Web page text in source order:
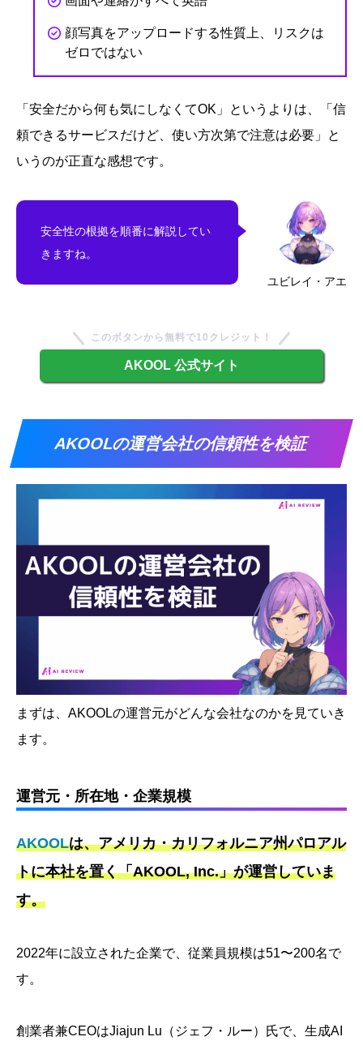
顔写真をアップロードする性質上、リスクは
ゼロではない
「安全だから何も気にしなくてOK」というよりは、「信
頼できるサービスだけど、使い方次第で注意は必要」と
いうのが正直な感想です。
ユビレイ・アエ
安全性の根拠を順番に解説してい
きますね。
このボタンから無料で10クレジット！
AKOOL 公式サイト
AKOOLの運営会社の信頼性を検証
まずは、AKOOLの運営元がどんな会社なのかを見ていき
ます。
運営元・所在地・企業規模
AKOOLは、アメリカ・カリフォルニア州パロアル
トに本社を置く「AKOOL, Inc.」が運営していま
す。
2022年に設立された企業で、従業員規模は51〜200名で
す。
創業者兼CEOはJiajun Lu（ジェフ・ルー）氏で、生成AI